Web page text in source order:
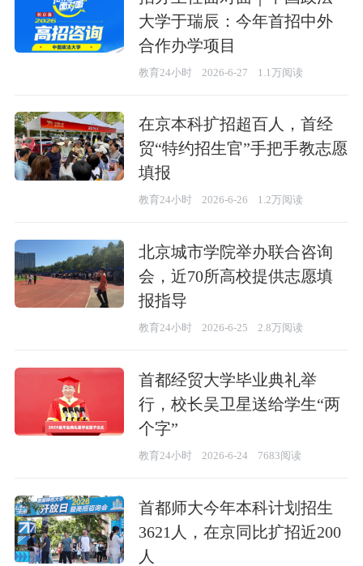
大学于瑞辰：今年首招中外
合作办学项目
教育24小时 2026-6-27 1.1万阅读
在京本科扩招超百人，首经
贸“特约招生官”手把手教志愿
填报
教育24小时 2026-6-26 1.2万阅读
北京城市学院举办联合咨询
会，近70所高校提供志愿填
报指导
教育24小时 2026-6-25 2.8万阅读
首都经贸大学毕业典礼举
行，校长吴卫星送给学生“两
个字”
教育24小时 2026-6-24 7683阅读
首都师大今年本科计划招生
3621人，在京同比扩招近200
人